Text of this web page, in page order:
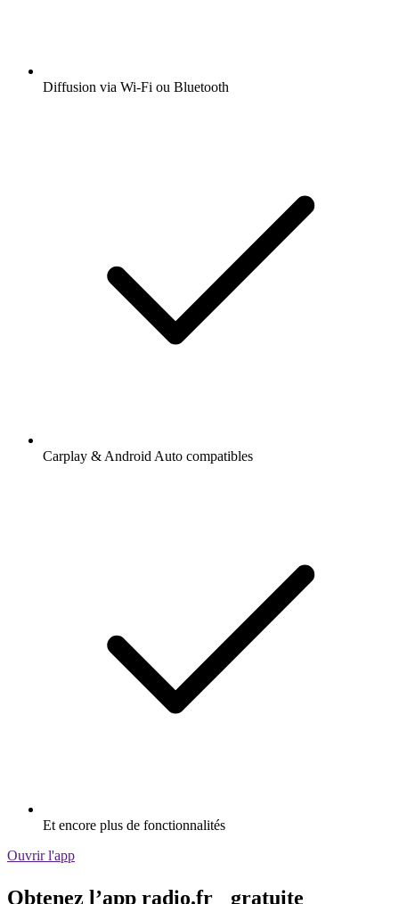
Diffusion via Wi-Fi ou Bluetooth
Carplay & Android Auto compatibles
Et encore plus de fonctionnalités
Ouvrir l'app
Obtenez l’app radio.fr gratuite